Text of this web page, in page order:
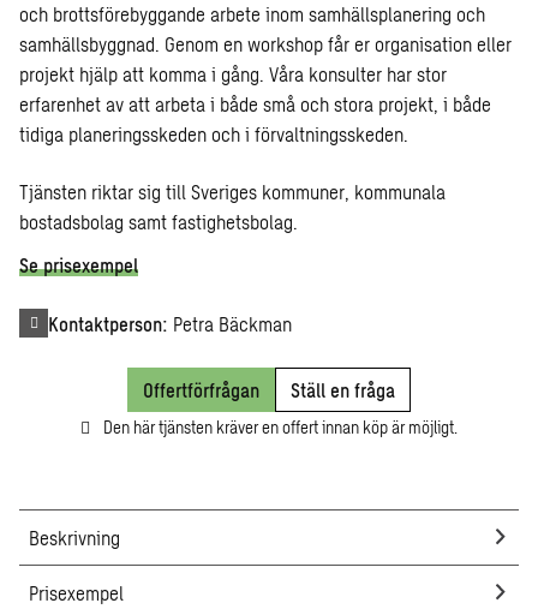
och brottsförebyggande arbete inom samhällsplanering och
samhällsbyggnad. Genom en workshop får er organisation eller
projekt hjälp att komma i gång. Våra konsulter har stor
erfarenhet av att arbeta i både små och stora projekt, i både
tidiga planeringsskeden och i förvaltningsskeden.
Tjänsten riktar sig till Sveriges kommuner, kommunala
bostadsbolag samt fastighetsbolag.
Se prisexempel
Kontaktperson: Petra Bäckman
Offertförfrågan Ställ en fråga
Den här tjänsten kräver en offert innan köp är möjligt.
Beskrivning
Prisexempel